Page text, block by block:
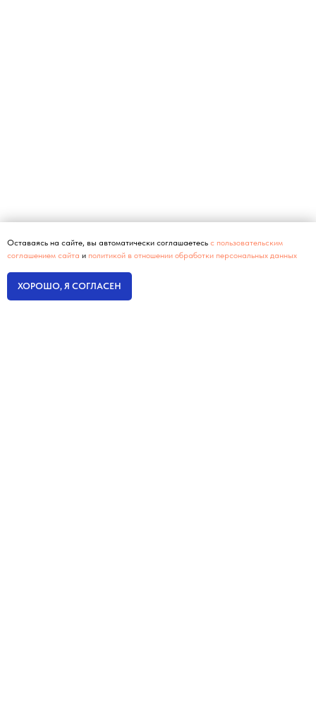
Оставаясь на сайте, вы автоматически соглашаетесь с пользовательским
соглашением сайта и политикой в отношении обработки персональных данных
ХОРОШО, Я СОГЛАСЕН